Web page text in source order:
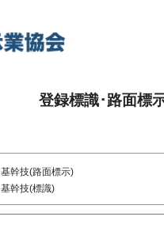
登録標識･路面標
基幹技(路面標示)
基幹技(標識)